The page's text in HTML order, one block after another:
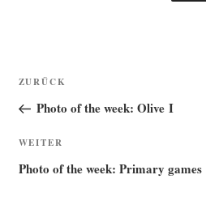
Beitragsnavigation
Vorheriger
Beitrag
ZURÜCK
Photo of the week: Olive I
Nächster
Beitrag
WEITER
Photo of the week: Primary